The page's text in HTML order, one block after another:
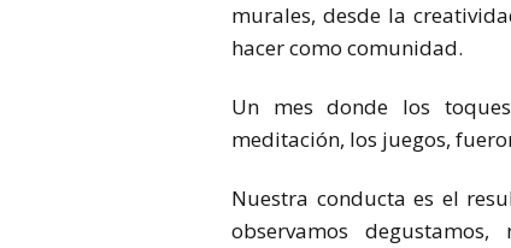
murales, desde la
hacer como comunidad.
Un mes donde los
meditación, los juegos,
Nuestra conducta es el
observamos